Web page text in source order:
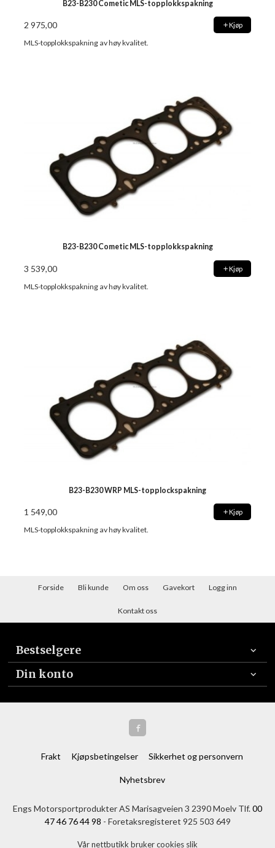
B23-B230 Cometic MLS-topplokkspakning
2 975,00 Kjøp
MLS-topplokkspakning av høy kvalitet.
B23-B230 Cometic MLS-topplokkspakning
3 539,00 Kjøp
MLS-topplokkspakning av høy kvalitet.
B23-B230 WRP MLS-topplockspakning
1 549,00 Kjøp
MLS-topplokkspakning av høy kvalitet.
Forside Bli kunde Om oss Gavekort Logg inn
Kontakt oss
Bestselgere
Din konto
Frakt Kjøpsbetingelser Sikkerhet og personvern
Nyhetsbrev
Engs Motorsportprodukter AS Marisagveien 3 2390 Moelv Tlf.00
47 46 76 44 98 - Foretaksregisteret 925 503 649
Vår nettbutikk bruker cookies slik